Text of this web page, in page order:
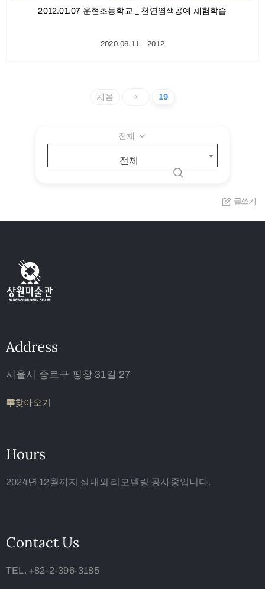
2012.01.07 운현초등학교 _ 천연염색공예 체험학습
2020.06.11ㆍ2012
처음 « 19
전체
전체
글쓰기
Address
서울시 종로구 평창 31길 27
찾아오기
Hours
2024년 12월까지 실내외 리모델링 공사중입니다.
Contact Us
TEL. +82-2-396-3185